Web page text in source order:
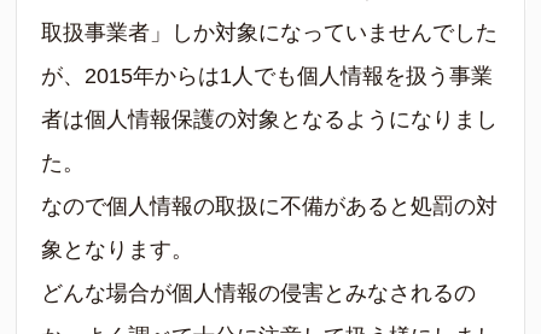
取扱事業者」しか対象になっていませんでした
が、2015年からは1人でも個人情報を扱う事業
者は個人情報保護の対象となるようになりまし
た。
なので個人情報の取扱に不備があると処罰の対
象となります。
どんな場合が個人情報の侵害とみなされるの